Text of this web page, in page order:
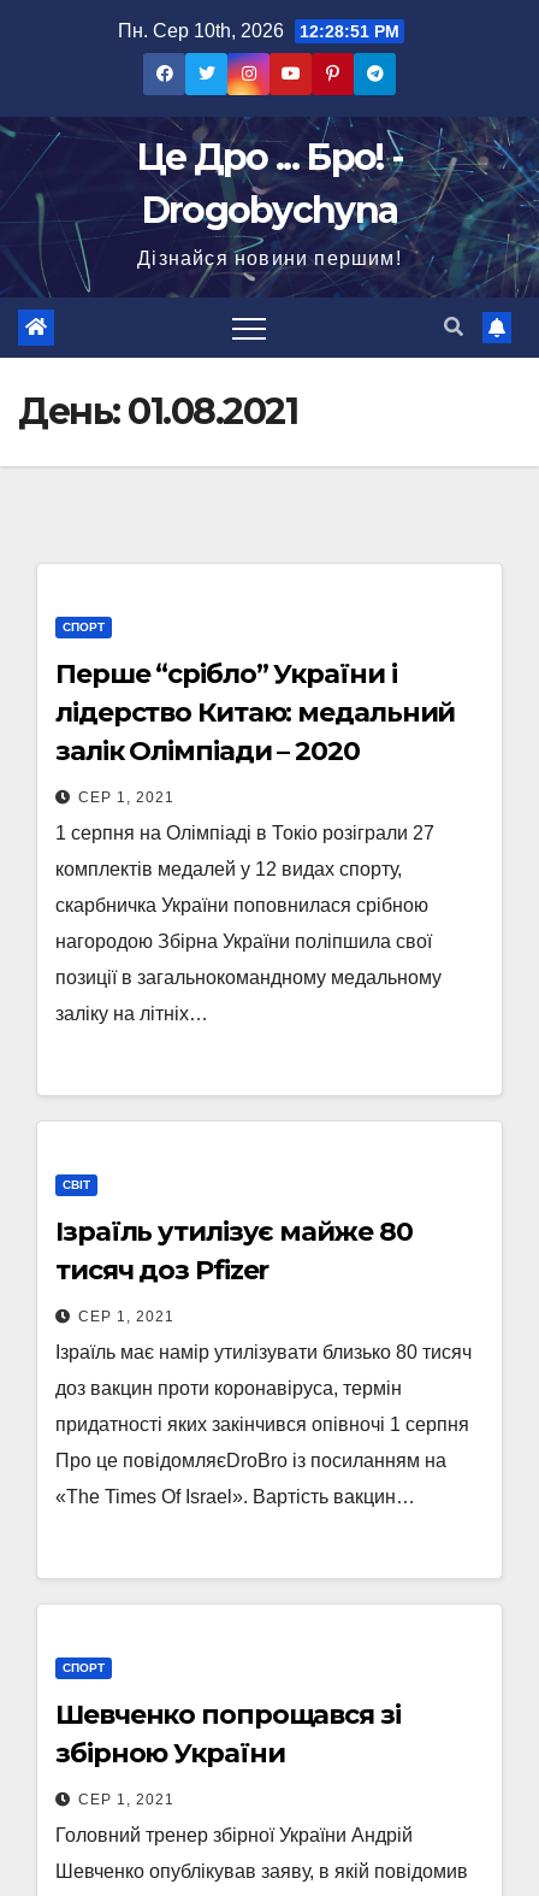
Пн. Сер 10th, 2026 12:28:52 PM
Це Дро ... Бро! -
Drogobychyna
Дізнайся новини першим!
День:01.08.2021
СПОРТ
Перше “срібло” України і
лідерство Китаю: медальний
залік Олімпіади – 2020
СЕР 1, 2021
1 серпня на Олімпіаді в Токіо розіграли 27
комплектів медалей у 12 видах спорту,
скарбничка України поповнилася срібною
нагородою Збірна України поліпшила свої
позиції в загальнокомандному медальному
заліку на літніх…
СВІТ
Ізраїль утилізує майже 80
тисяч доз Pfizer
СЕР 1, 2021
Ізраїль має намір утилізувати близько 80 тисяч
доз вакцин проти коронавіруса, термін
придатності яких закінчився опівночі 1 серпня
Про це повідомляєDroBro із посиланням на
«The Times Of Israel». Вартість вакцин…
СПОРТ
Шевченко попрощався зі
збірною України
СЕР 1, 2021
Головний тренер збірної України Андрій
Шевченко опублікував заяву, в якій повідомив